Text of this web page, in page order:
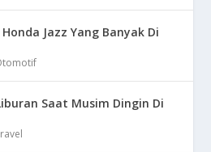
Jazz Yang Banyak Di
Saat Musim Dingin Di